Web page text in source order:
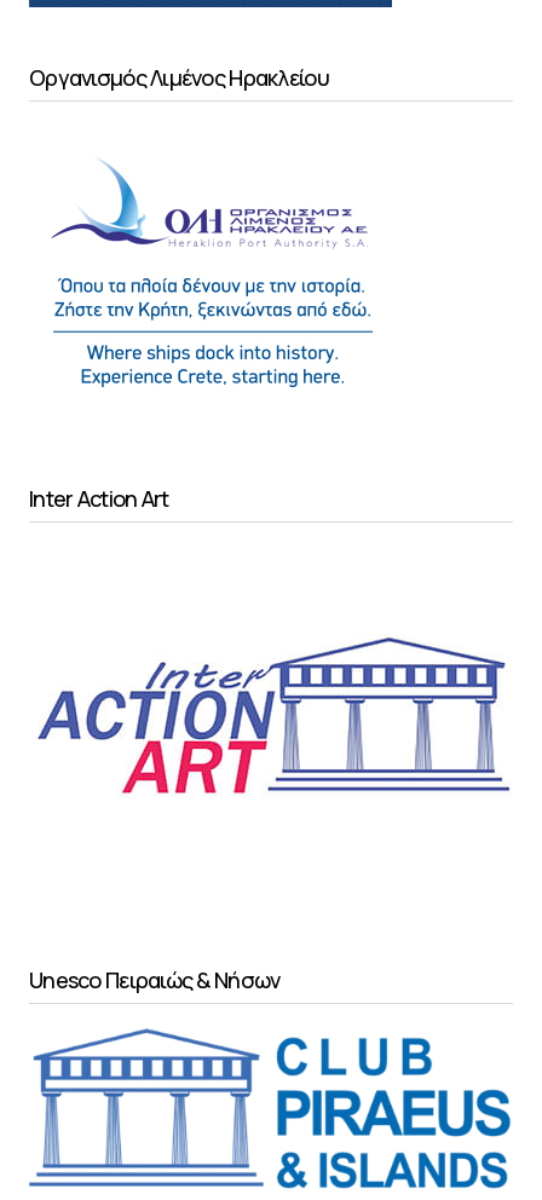
Οργανισμός Λιμένος Ηρακλείου
Inter Action Art
Unesco Πειραιώς & Νήσων